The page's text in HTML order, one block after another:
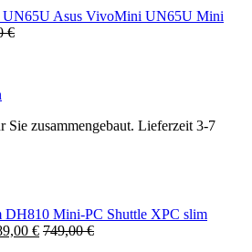
Asus VivoMini UN65U Mini
€
Sie zusammengebaut. Lieferzeit 3-7
Shuttle XPC slim
€ 749,00€